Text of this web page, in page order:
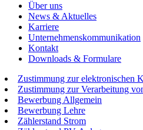
Über uns
News & Aktuelles
Karriere
Unternehmenskommunikation
Kontakt
Downloads & Formulare
Zustimmung zur elektronischen
Zustimmung zur Verarbeitung
Bewerbung Allgemein
Bewerbung Lehre
Zählerstand Strom